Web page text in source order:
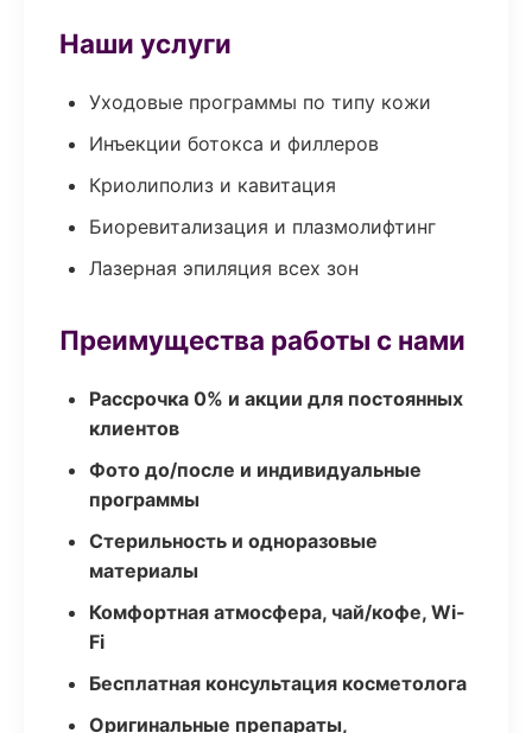
Наши услуги
Уходовые программы по типу кожи
Инъекции ботокса и филлеров
Криолиполиз и кавитация
Биоревитализация и плазмолифтинг
Лазерная эпиляция всех зон
Преимущества работы с нами
Рассрочка 0% и акции для постоянных
клиентов
Фото до/после и индивидуальные
программы
Стерильность и одноразовые
материалы
Комфортная атмосфера, чай/кофе, Wi-
Fi
Бесплатная консультация косметолога
Оригинальные препараты,